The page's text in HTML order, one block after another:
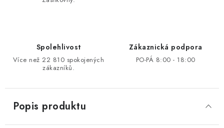
Spolehlivost
Více než 22 810 spokojených
zákazníků.
Zákaznická podpora
PO-PÁ 8:00 - 18:00
Popis produktu